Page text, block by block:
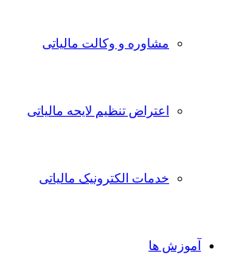
مشاوره و وکالت مالیاتی
اعتراض تنظیم لایحه مالیاتی
خدمات الکترونیک مالیاتی
آموزش ها